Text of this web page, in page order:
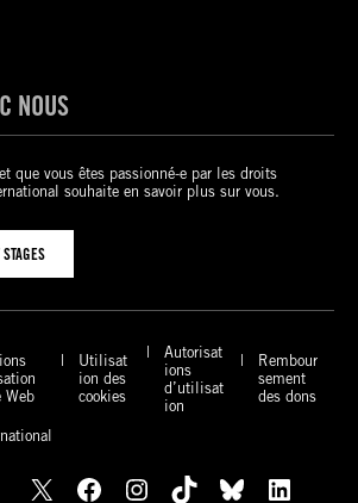
NOUS
que vous êtes passionné-e par les droits
souhaite en savoir plus sur vous.
Web
Utilisat
ion des
cookies
Autorisat
ions
d’utilisat
ion
Rembour
sement
des dons
X Facebook Instagram TikTok Bluesky LinkedIn